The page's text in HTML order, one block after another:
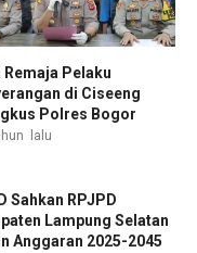
Remaja Pelaku
di Ciseeng
Polres Bogor
lalu
Sahkan RPJPD
Lampung Selatan
Anggaran 2025-2045